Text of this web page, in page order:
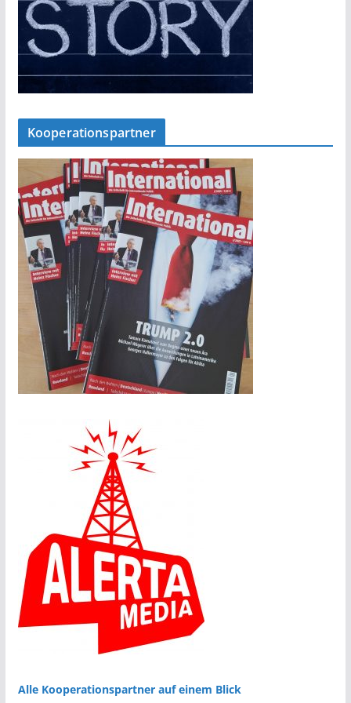
Kooperationspartner
Alle Kooperationspartner auf einem Blick